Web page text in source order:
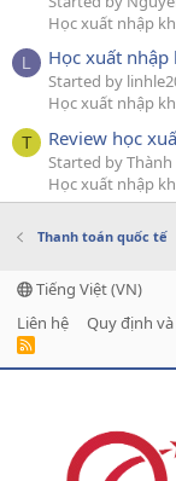
Học xuất nhập
L Học xuất
Started by
Học xuất nhập
T Review học
Started by Thành
Học xuất nhập
Thanh toán quốc tế
Tiếng Việt (VN)
Liên hệ
Quy định
R